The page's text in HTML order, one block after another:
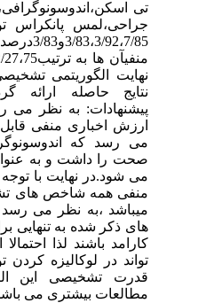
تی
جراحی،لمس پانکراس
3/83،3/
نهایت الگوریتمی تشخیصی
نتایج حاصله ارائه
پیشنهادات: به نظر می
ارزش اخباری منفی قابل
می رسد که
صحت را داشت و به
می شود.در نهایت با توجه
منفی همه شاخص های
میباشد ،به نظر می رسد
های ذکر شده به تنهایی
کارامد باشند لذا احتمالا
تواند در لوکالیزه کردن
قدرت تشخیصی این
مطالعات بیشتری می